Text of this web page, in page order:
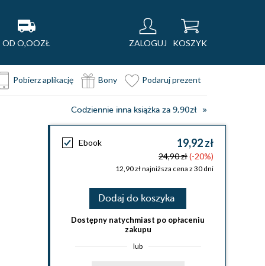
OD O,OOZŁ ZALOGUJ KOSZYK
Pobierz aplikację Bony Podaruj prezent
Codziennie inna książka za 9,90zł
Ebook 19,92 zł
24,90 zł(-20%)
12,90 zł najniższa cena z 30 dni
Dodaj do koszyka
Dostępny natychmiast po opłaceniu
zakupu
lub